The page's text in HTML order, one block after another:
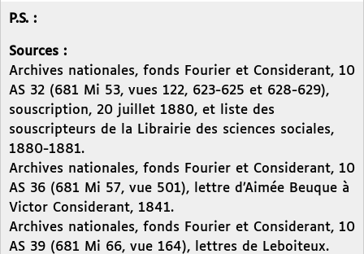
P.S. :
Sources :
Archives nationales, fonds Fourier et Considerant, 10
AS 32 (681 Mi 53, vues 122, 623-625 et 628-629),
souscription, 20 juillet 1880, et liste des
souscripteurs de la Librairie des sciences sociales,
1880-1881.
Archives nationales, fonds Fourier et Considerant, 10
AS 36 (681 Mi 57, vue 501), lettre d’Aimée Beuque à
Victor Considerant, 1841.
Archives nationales, fonds Fourier et Considerant, 10
AS 39 (681 Mi 66, vue 164), lettres de Leboiteux.